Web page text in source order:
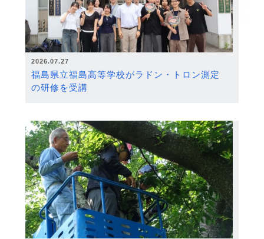
2026.07.27
福島県立福島高等学校がラドン・トロン測定
の研修を受講